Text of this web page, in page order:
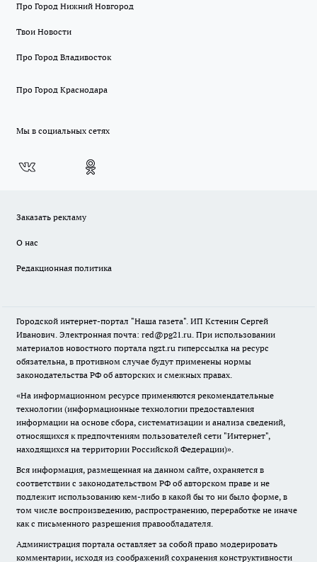
Про Город Нижний Новгород
Твои Новости
Про Город Владивосток
Про Город Краснодара
Мы в социальных сетях
Заказать рекламу
О нас
Редакционная политика
Городской интернет-портал "Наша газета". ИП Кстенин Сергей
Иванович. Электронная почта: red@pg21.ru. При использовании
материалов новостного портала ngzt.ru гиперссылка на ресурс
обязательна, в противном случае будут применены нормы
законодательства РФ об авторских и смежных правах.
«На информационном ресурсе применяются рекомендательные
технологии (информационные технологии предоставления
информации на основе сбора, систематизации и анализа сведений,
относящихся к предпочтениям пользователей сети "Интернет",
находящихся на территории Российской Федерации)».
Вся информация, размещенная на данном сайте, охраняется в
соответствии с законодательством РФ об авторском праве и не
подлежит использованию кем-либо в какой бы то ни было форме, в
том числе воспроизведению, распространению, переработке не иначе
как с письменного разрешения правообладателя.
Администрация портала оставляет за собой право модерировать
комментарии, исходя из соображений сохранения конструктивности